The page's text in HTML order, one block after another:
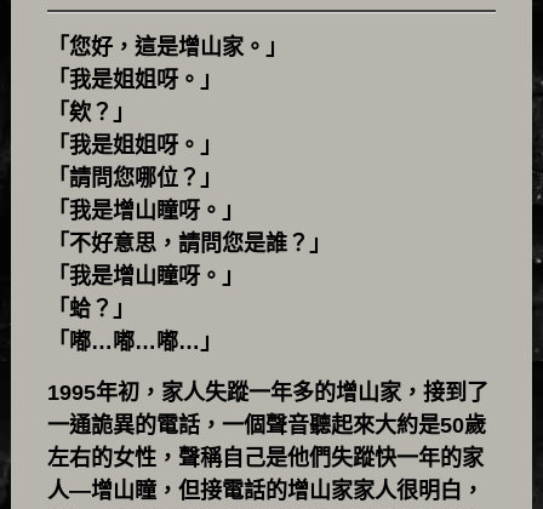
「您好，這是增山家。」
「我是姐姐呀。」
「欸？」
「我是姐姐呀。」
「請問您哪位？」
「我是增山瞳呀。」
「不好意思，請問您是誰？」
「我是增山瞳呀。」
「蛤？」
「嘟…嘟…嘟…」
1995年初，家人失蹤一年多的增山家，接到了
一通詭異的電話，一個聲音聽起來大約是50歲
左右的女性，聲稱自己是他們失蹤快一年的家
人—增山瞳，但接電話的增山家家人很明白，